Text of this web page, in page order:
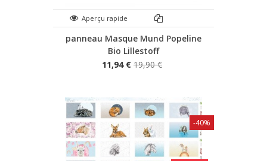
Aperçu rapide
panneau Masque Mund Popeline
Bio Lillestoff
11,94 € 19,90 €
-40%